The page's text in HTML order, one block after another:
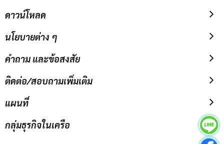
ดาวน์โหลด
นโยบายต่าง ๆ
คำถาม และข้อสงสัย
ติดต่อ/สอบถามเพิ่มเติม
แผนที่
กลุ่มธุรกิจในเครือ